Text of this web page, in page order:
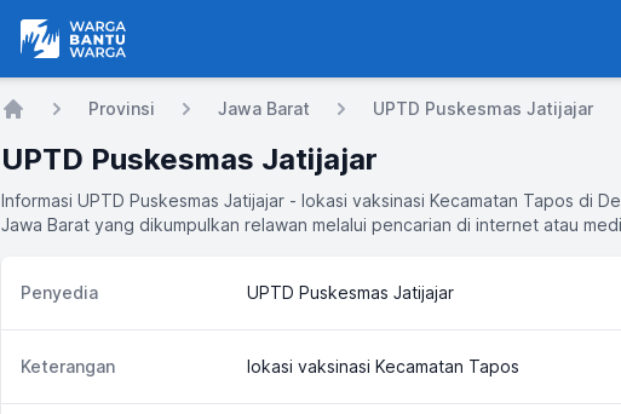
Warga Bantu Warga
Provinsi Jawa Barat UPTD Puskesmas Jatijajar
UPTD Puskesmas Jatijajar
Informasi UPTD Puskesmas Jatijajar - lokasi vaksinasi Kecamatan Tapos di
Jawa Barat yang dikumpulkan relawan melalui pencarian di internet atau
Penyedia UPTD Puskesmas Jatijajar
Keterangan lokasi vaksinasi Kecamatan Tapos